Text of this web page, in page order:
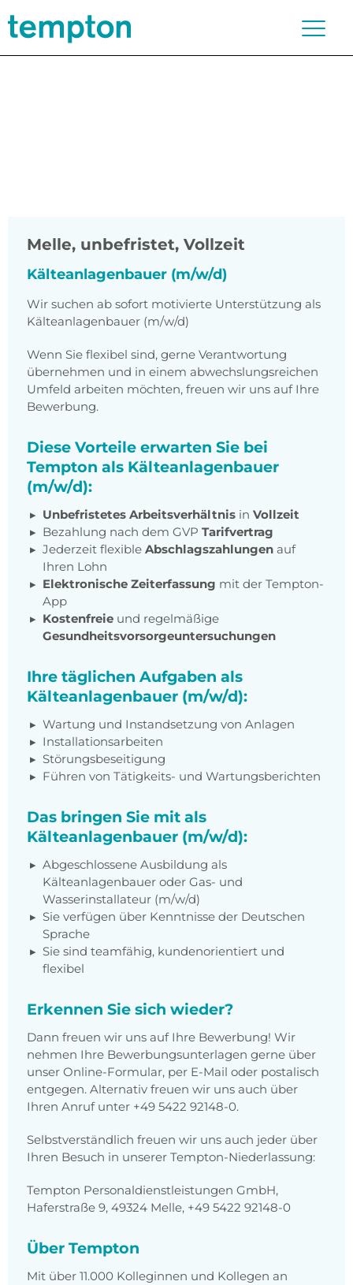
Melle, unbefristet, Vollzeit
Kälteanlagenbauer (m/w/d)
Wir suchen ab sofort motivierte Unterstützung als
Kälteanlagenbauer (m/w/d)
Wenn Sie flexibel sind, gerne Verantwortung
übernehmen und in einem abwechslungsreichen
Umfeld arbeiten möchten, freuen wir uns auf Ihre
Bewerbung.
Diese Vorteile erwarten Sie bei
Tempton als Kälteanlagenbauer
(m/w/d):
Unbefristetes Arbeitsverhältnis in Vollzeit
Bezahlung nach dem GVP Tarifvertrag
Jederzeit flexible Abschlagszahlungen auf
Ihren Lohn
Elektronische Zeiterfassung mit der Tempton-
App
Kostenfreie und regelmäßige
Gesundheitsvorsorgeuntersuchungen
Ihre täglichen Aufgaben als
Kälteanlagenbauer (m/w/d):
Wartung und Instandsetzung von Anlagen
Installationsarbeiten
Störungsbeseitigung
Führen von Tätigkeits- und Wartungsberichten
Das bringen Sie mit als
Kälteanlagenbauer (m/w/d):
Abgeschlossene Ausbildung als
Kälteanlagenbauer oder Gas- und
Wasserinstallateur (m/w/d)
Sie verfügen über Kenntnisse der Deutschen
Sprache
Sie sind teamfähig, kundenorientiert und
flexibel
Erkennen Sie sich wieder?
Dann freuen wir uns auf Ihre Bewerbung! Wir
nehmen Ihre Bewerbungsunterlagen gerne über
unser Online-Formular, per E-Mail oder postalisch
entgegen. Alternativ freuen wir uns auch über
Ihren Anruf unter +49 5422 92148-0.
Selbstverständlich freuen wir uns auch jeder über
Ihren Besuch in unserer Tempton-Niederlassung:
Tempton Personaldienstleistungen GmbH,
Haferstraße 9, 49324 Melle, +49 5422 92148-0
Über Tempton
Mit über 11.000 Kolleginnen und Kollegen an